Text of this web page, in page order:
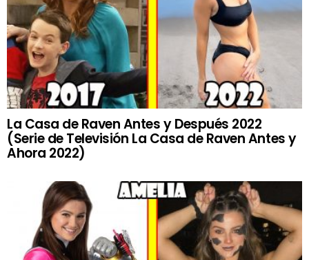
La Casa de Raven Antes y Después 2022
(Serie de Televisión La Casa de Raven Antes y
Ahora 2022)